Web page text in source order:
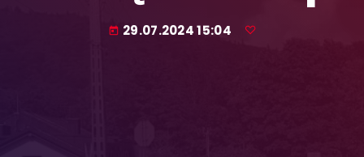
today 29.07.2024 15:04